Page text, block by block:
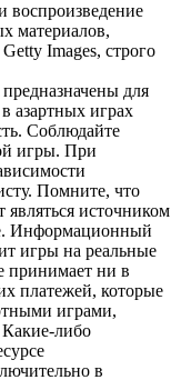
воспроизведение
материалов,
Images, строго
для
азартных играх
Соблюдайте
игры. При
Помните, что
являться источником
Информационный
игры на реальные
принимает ни в
платежей, которые
играми,
Какие-либо
в